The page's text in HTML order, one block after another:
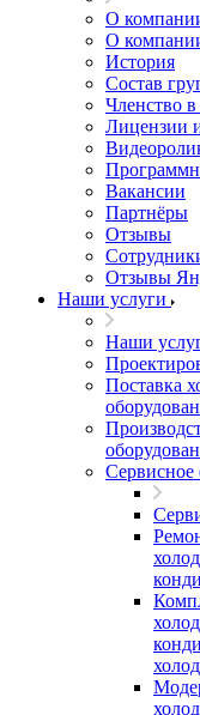
О
О
История
Состав
Членство
Лицензии
Вакансии
Партнёры
Отзывы
Отзывы
Наши услуги
Наши
Поставка
Сервисное